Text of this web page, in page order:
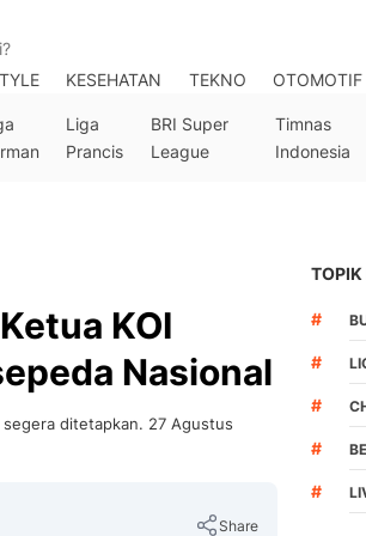
KESEHATAN TEKNO OTOMOTIF
Liga
Prancis
BRI Super
League
Timnas
Indonesia
KOI
Nasional
segera ditetapkan. 27 Agustus
Share
TOPIK
#
#
#
#
#